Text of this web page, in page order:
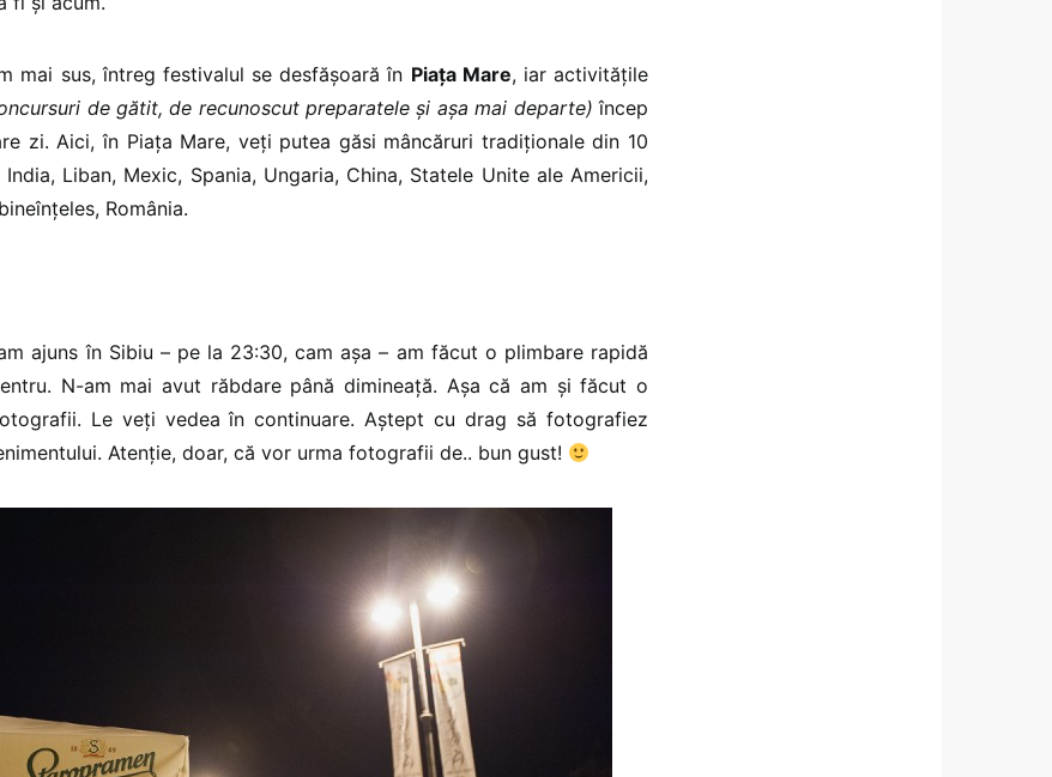
mai sus, întreg festivalul se desfășoară în Piața Mare, iar activitățile
de gătit, de recunoscut preparatele și așa mai departe)încep
zi. Aici, în Piața Mare, veți putea găsi mâncăruri tradiționale din 10
Liban, Mexic, Spania, Ungaria, China, Statele Unite ale Americii,
România.
ajuns în Sibiu – pe la 23:30, cam așa – am făcut o plimbare rapidă
N-am mai avut răbdare până dimineață. Așa că am și făcut o
Le veți vedea în continuare. Aștept cu drag să fotografiez
Atenție, doar, că vor urma fotografii de.. bun gust!